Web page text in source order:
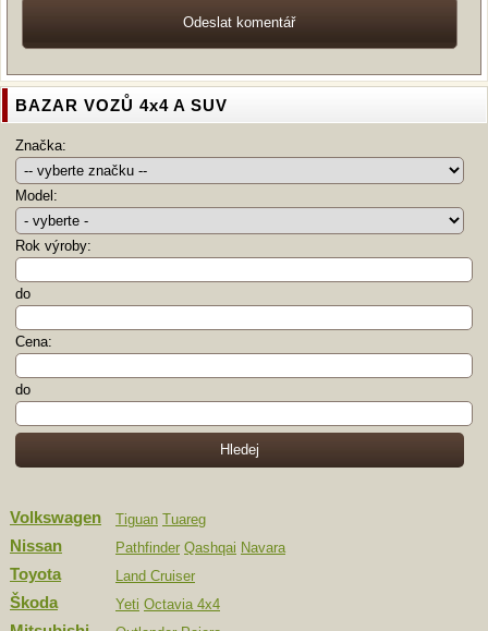
BAZAR VOZŮ 4x4 A SUV
Značka:
Model:
Rok výroby:
do
Cena:
do
Volkswagen Tiguan Tuareg
Nissan Pathfinder Qashqai Navara
Toyota Land Cruiser
Škoda Yeti Octavia 4x4